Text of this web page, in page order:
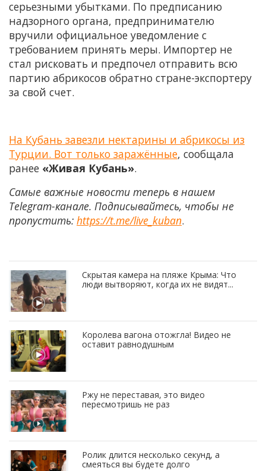
серьезными убытками. По предписанию
надзорного органа, предпринимателю
вручили официальное уведомление с
требованием принять меры. Импортер не
стал рисковать и предпочел отправить всю
партию абрикосов обратно стране-экспортеру
за свой счет.
На Кубань завезли нектарины и абрикосы из
Турции. Вот только заражённые, сообщала
ранее «Живая Кубань».
Самые важные новости теперь в нашем
Telegram-канале. Подписывайтесь, чтобы не
пропустить: https://t.me/live_kuban.
Скрытая камера на пляже Крыма: Что
люди вытворяют, когда их не видят...
Королева вагона отожгла! Видео не
оставит равнодушным
Ржу не переставая, это видео
пересмотришь не раз
Ролик длится несколько секунд, а
смеяться вы будете долго